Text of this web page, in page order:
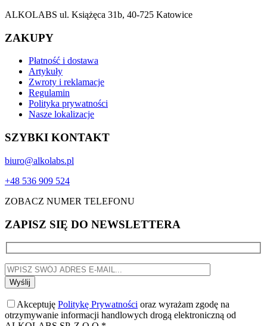
ALKOLABS ul. Książęca 31b, 40-725 Katowice
ZAKUPY
Płatność i dostawa
Artykuły
Zwroty i reklamacje
Regulamin
Polityka prywatności
Nasze lokalizacje
SZYBKI KONTAKT
biuro@alkolabs.pl
+48 536 909 524
ZOBACZ NUMER TELEFONU
ZAPISZ SIĘ DO NEWSLETTERA
Akceptuję Politykę Prywatności oraz wyrażam zgodę na
otrzymywanie informacji handlowych drogą elektroniczną od